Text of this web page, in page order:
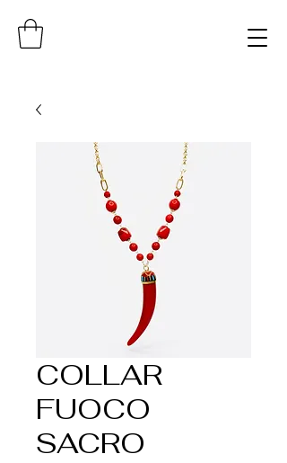
COLLAR
FUOCO
SACRO